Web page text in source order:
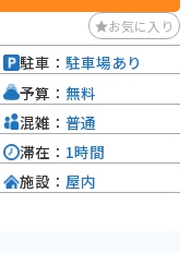
泉街は石畳の道が多く、
できます。周辺には温泉宿
す。温泉街には、国の重
もあり、散策も楽しめま
ています。
お気に入り
駐車： 駐車場あり
予算： 無料
混雑： 普通
滞在： 1時間
施設： 屋内